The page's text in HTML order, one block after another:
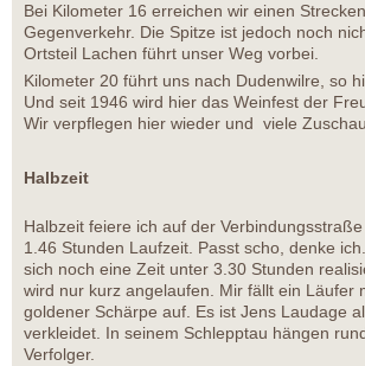
Bei Kilometer 16 erreichen wir einen
Gegenverkehr. Die Spitze ist jedoch noch
Ortsteil Lachen führt unser Weg vorbei.
Kilometer 20 führt uns nach Dudenwilre, so
Und seit 1946 wird hier das Weinfest der
Wir verpflegen hier wieder und viele
Halbzeit
Halbzeit feiere ich auf der
1.46 Stunden Laufzeit. Passt scho, denke
sich noch eine Zeit unter 3.30 Stunden
wird nur kurz angelaufen. Mir fällt ein Läufer
goldener Schärpe auf. Es ist Jens Laudage
verkleidet. In seinem Schlepptau hängen
Verfolger.